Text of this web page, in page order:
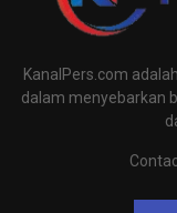
KanalPers.com
dalam menyebarkan